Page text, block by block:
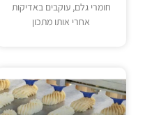
חומרי גלם, עוקבים באדיקות
אחרי אותו מתכון